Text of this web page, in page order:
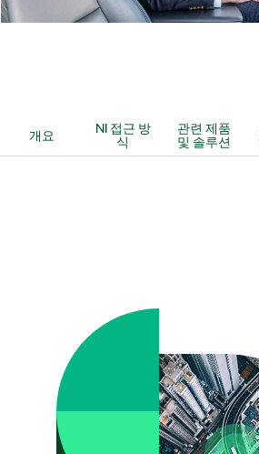
개요 NI 접근 방
식
관련 제품
및 솔루션